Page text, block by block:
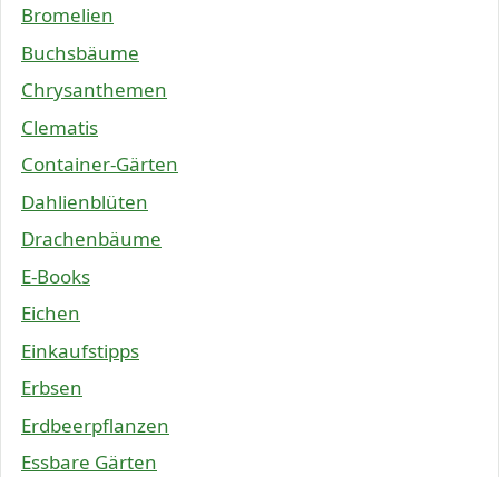
Bromelien
Buchsbäume
Chrysanthemen
Clematis
Container-Gärten
Dahlienblüten
Drachenbäume
E-Books
Eichen
Einkaufstipps
Erbsen
Erdbeerpflanzen
Essbare Gärten